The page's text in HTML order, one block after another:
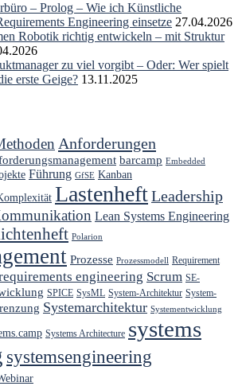
– Prolog – Wie ich Künstliche
Engineering einsetze 27.04.2026
Robotik richtig entwickeln – mit Struktur
zu viel vorgibt – Oder: Wer spielt
erste Geige? 13.11.2025
Anforderungen
barcamp Embedded
Führung GfSE Kanban
LastenheftLeadership
Lean Systems Engineering
Polarion
Prozesse Prozessmodell Requirement
engineering Scrum SE-
SPICE SysML System-Architektur System-
Systemarchitektur Systementwicklung
Systems Architecture systems
systemsengineering